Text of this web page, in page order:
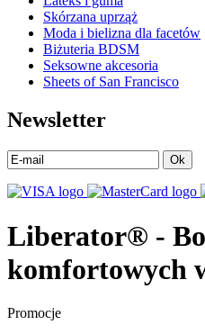
Skórzana uprząż
Moda i bielizna dla facetów
Biżuteria BDSM
Seksowne akcesoria
Sheets of San Francisco
Newsletter
Ok
Liberator® -
komfortowych
Promocje